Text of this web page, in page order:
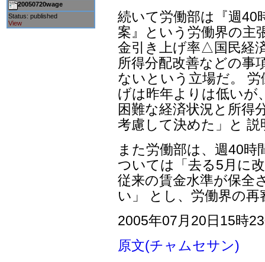
20050720wage
Status: published
View
続いて労働部は『週40
案』という労働界の主
金引き上げ率△国民経
所得分配改善などの事
ないという立場だ。
げは昨年よりは低いが
困難な経済状況と所得
考慮して決めた」と 説
また労働部は、週40時
ついては「去る5月に
従来の賃金水準が保全
い」 とし、労働界の
2005年07月20日15時
原文(チャムセサン)